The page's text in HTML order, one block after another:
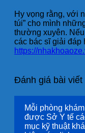
Hy vọng rằng, với
túi” cho mình
thường xuyên.
các bác sĩ giải đáp
https://
Đánh giá bài viết
Mỗi phòng
được Sở Y tế
mục kỹ thuật